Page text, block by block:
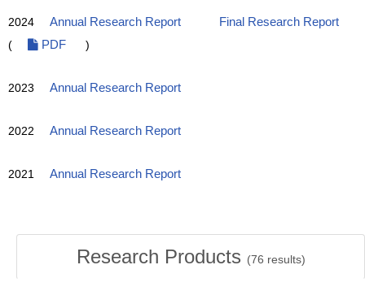
2024 Annual Research Report
Final Research Report
(
PDF )
2023 Annual Research Report
2022 Annual Research Report
2021 Annual Research Report
Research Products (76 results)